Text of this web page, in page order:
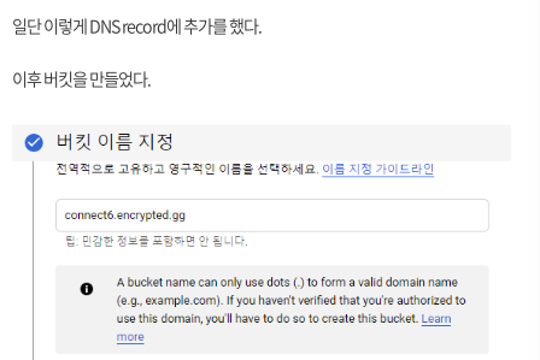
일단 이렇게 DNS record에 추가를 했다.
이후 버킷을 만들었다.